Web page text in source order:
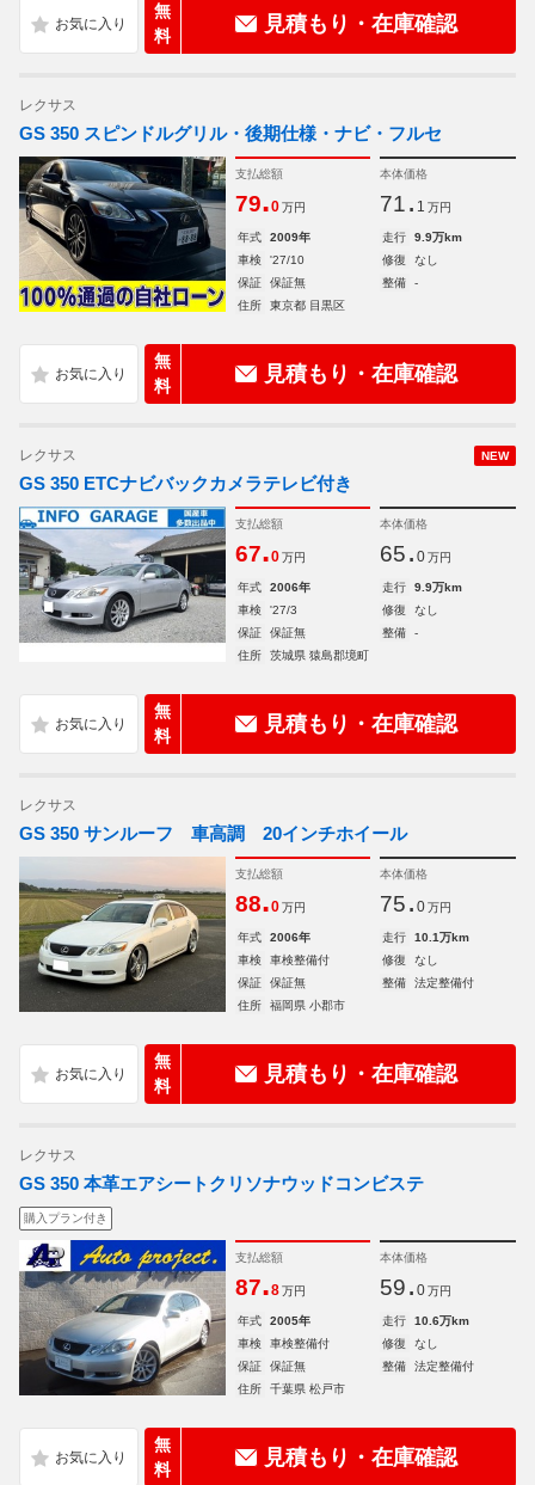
無
料
見積もり・在庫確認
レクサス
GS 350 スピンドルグリル・後期仕様・ナビ・フルセ
支払総額
79.0 万円
本体価格
71. 1 万円
年式 2009年 走行
9.9万km
車検
'27/10 修復
なし
保証
保証無 整備
-
住所
東京都 目黒区
無
料
見積もり・在庫確認
NEW
レクサス
GS 350 ETCナビバックカメラテレビ付き
支払総額
67.0 万円
本体価格
65. 0 万円
年式 2006年 走行
9.9万km
車検
'27/3 修復
なし
保証
保証無 整備
-
住所
茨城県 猿島郡境町
無
料
見積もり・在庫確認
レクサス
GS 350 サンルーフ 車高調 20インチホイール
支払総額
88.0 万円
本体価格
75. 0 万円
年式 2006年 走行
10.1万km
車検
車検整備付 修復
なし
保証
保証無 整備
法定整備付
住所
福岡県 小郡市
無
料
見積もり・在庫確認
レクサス
GS 350 本革エアシートクリソナウッドコンビステ
購入プラン付き
支払総額
87.8 万円
本体価格
59. 0 万円
年式 2005年 走行
10.6万km
車検
車検整備付 修復
なし
保証
保証無 整備
法定整備付
住所
千葉県 松戸市
無
料
見積もり・在庫確認